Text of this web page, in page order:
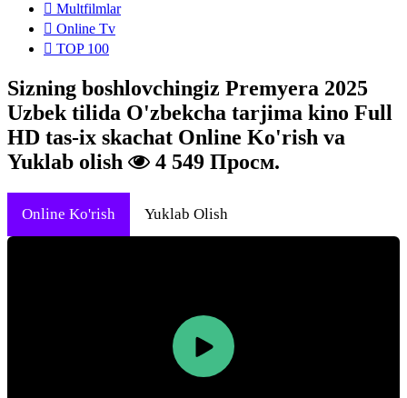
Multfilmlar
Online Tv
TOP 100
Sizning boshlovchingiz Premyera 2025
Uzbek tilida O'zbekcha tarjima kino Full
HD tas-ix skachat Online Ko'rish va
Yuklab olish
4 549 Просм.
Online Ko'rish Yuklab Olish